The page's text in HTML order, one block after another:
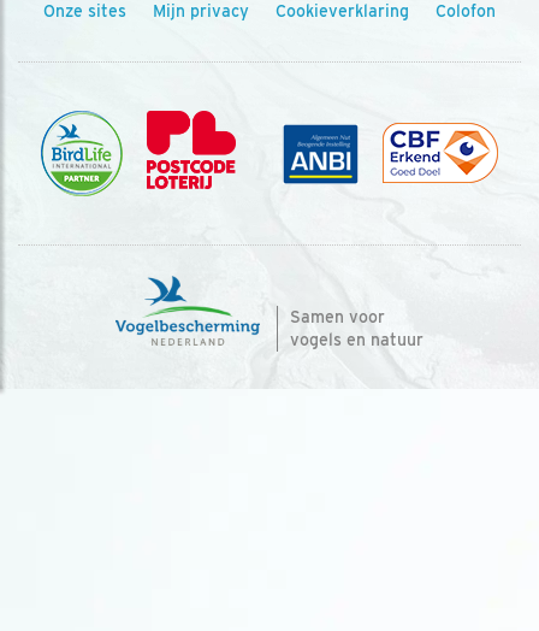
Onze sites Mijn privacy Cookieverklaring Colofon
Samen voor
vogels en natuur